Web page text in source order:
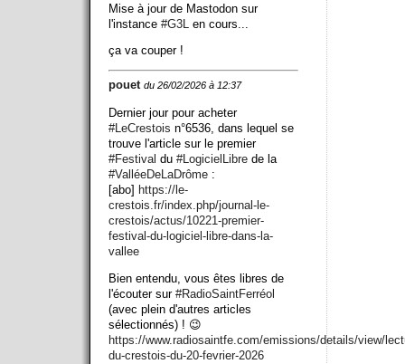
Mise à jour de Mastodon sur
l'instance #G3L en cours...
ça va couper !
pouet du 26/02/2026 à 12:37
Dernier jour pour acheter
#LeCrestois n°6536, dans lequel se
trouve l'article sur le premier
#Festival du #LogicielLibre de la
#ValléeDeLaDrôme :
[abo] https:// le-
crestois.fr/index.php/journal-le-
crestois/actus/10221-premier-
festival-du-logiciel-libre-dans-la-
vallee
Bien entendu, vous êtes libres de
l'écouter sur #RadioSaintFerréol
(avec plein d'autres articles
sélectionnés) ! 😉
https://www.radiosaintfe.com/emissions/details/view/
du-crestois-du-20-fevrier-2026